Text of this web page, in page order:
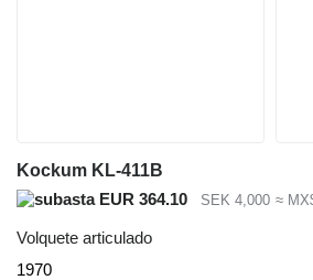
Kockum KL-411B
EUR 364.10
SEK 4,000 ≈
Volquete articulado
1970